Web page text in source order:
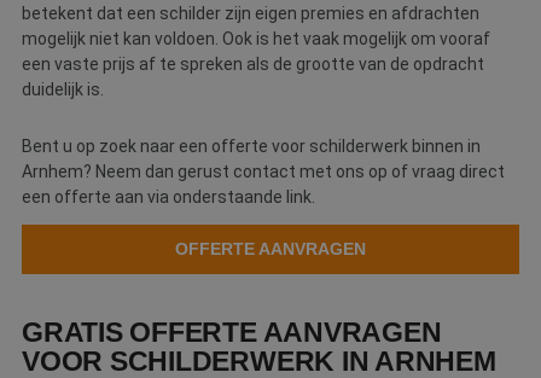
betekent dat een schilder zijn eigen premies en afdrachten
mogelijk niet kan voldoen. Ook is het vaak mogelijk om vooraf
een vaste prijs af te spreken als de grootte van de opdracht
duidelijk is.
Bent u op zoek naar een offerte voor schilderwerk binnen in
Arnhem? Neem dan gerust contact met ons op of vraag direct
een offerte aan via onderstaande link.
OFFERTE AANVRAGEN
GRATIS OFFERTE AANVRAGEN
VOOR SCHILDERWERK IN ARNHEM